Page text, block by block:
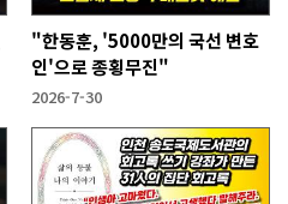
"한동훈, '5000만의 국선 변호
인'으로 종횡무진"
2026-7-30